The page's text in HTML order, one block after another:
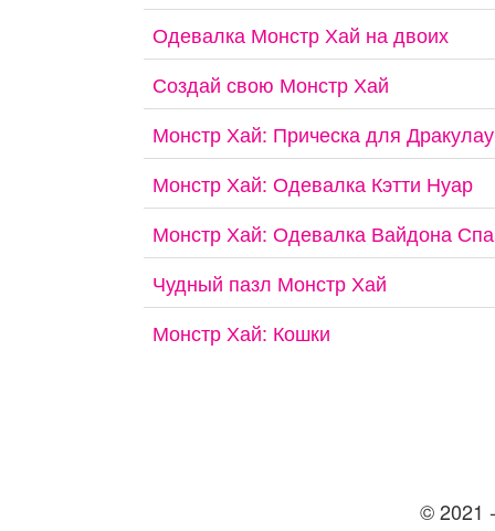
Одевалка Монстр Хай на двоих
Создай свою Монстр Хай
Монстр Хай: Прическа для
Монстр Хай: Одевалка Кэтти Нуар
Монстр Хай: Одевалка Вайдона
Чудный пазл Монстр Хай
Монстр Хай: Кошки
© 2021